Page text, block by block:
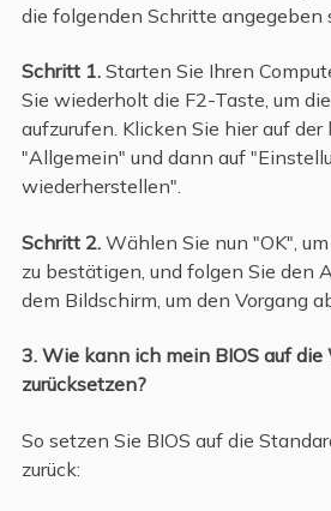
die folgenden Schritte angegeben
Schritt 1.Starten Sie Ihren
Sie wiederholt die F2-Taste, um
aufzurufen. Klicken Sie hier auf
"Allgemein" und dann auf
wiederherstellen".
Schritt 2.Wählen Sie nun "OK",
zu bestätigen, und folgen Sie den
dem Bildschirm, um den Vorgang
3. Wie kann ich mein BIOS auf
zurücksetzen?
So setzen Sie BIOS auf die
zurück: